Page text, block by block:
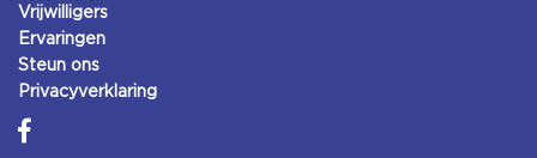
Vrijwilligers
Ervaringen
Steun ons
Privacyverklaring